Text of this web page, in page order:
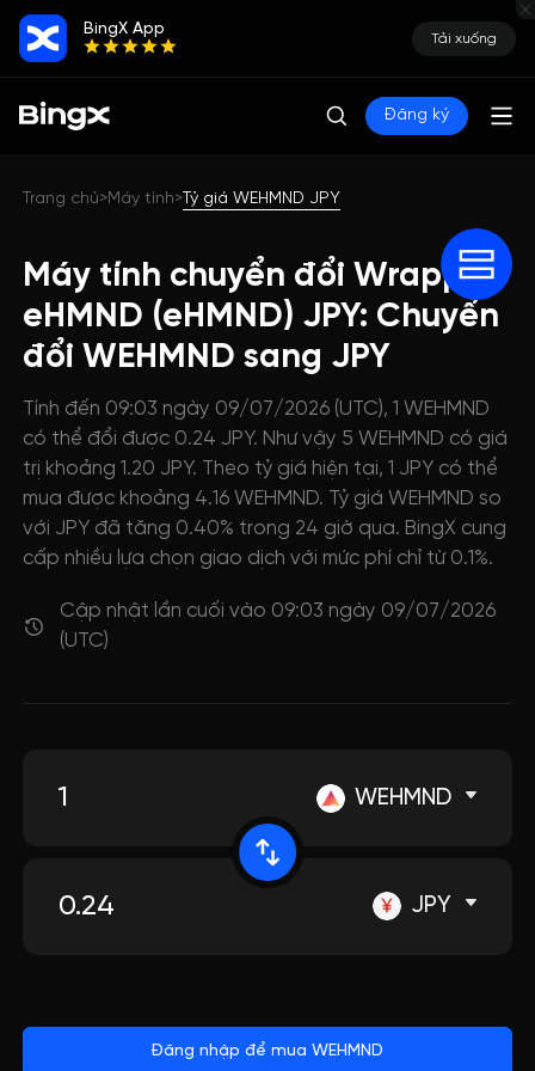
BingX App
Tải xuống
Đăng ký
Trang chủ>Máy tính>Tỷ giá WEHMND JPY
Máy tính chuyển đổi Wrapped
eHMND (eHMND) JPY: Chuyển
đổi WEHMND sang JPY
Tính đến 09:03 ngày 09/07/2026 (UTC), 1 WEHMND
có thể đổi được 0.24 JPY. Như vậy 5 WEHMND có giá
trị khoảng 1.20 JPY. Theo tỷ giá hiện tại, 1 JPY có thể
mua được khoảng 4.16 WEHMND. Tỷ giá WEHMND so
với JPY đã tăng 0.40% trong 24 giờ qua. BingX cung
cấp nhiều lựa chọn giao dịch với mức phí chỉ từ 0.1%.
Cập nhật lần cuối vào 09:03 ngày 09/07/2026
(UTC)
WEHMND
JPY
Đăng nhập để mua WEHMND